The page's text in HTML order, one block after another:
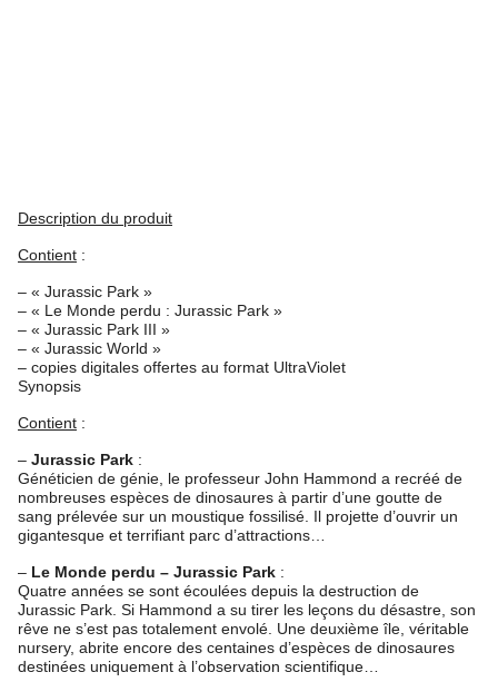
Description du produit
Contient :
– « Jurassic Park »
– « Le Monde perdu : Jurassic Park »
– « Jurassic Park III »
– « Jurassic World »
– copies digitales offertes au format UltraViolet
Synopsis
Contient :
– Jurassic Park :
Généticien de génie, le professeur John Hammond a recréé de
nombreuses espèces de dinosaures à partir d’une goutte de
sang prélevée sur un moustique fossilisé. Il projette d’ouvrir un
gigantesque et terrifiant parc d’attractions…
– Le Monde perdu – Jurassic Park :
Quatre années se sont écoulées depuis la destruction de
Jurassic Park. Si Hammond a su tirer les leçons du désastre, son
rêve ne s’est pas totalement envolé. Une deuxième île, véritable
nursery, abrite encore des centaines d’espèces de dinosaures
destinées uniquement à l’observation scientifique…